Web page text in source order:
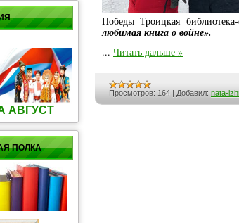
АВГУСТ
ПОЛКА
Победы Троицкая
любимая книга о войне».
... Читать дальше »
Просмотров: 164 Добавил: nata-